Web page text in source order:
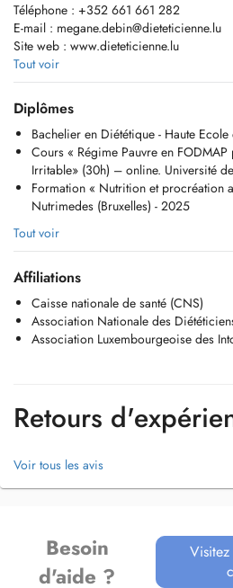
Téléphone : +352 661 661 282
E-mail : megane.debin@dieteticienne.lu
Site web : www.dieteticienne.lu
Diplômée en diététique depuis 2019 et
à 88% pour les ordonnances médicales
à votre écoute pour comprendre vos
de manière entièrement personnalisée
bienveillance et tout en douceur à
assiette et vous guiderai vers un
mieux à vos préférences.
Ma philosophie repose sur la conviction
Votre motivation étant la clé du succès, je
professionnalisme et enthousiasme
objectifs réalistes, durables, adaptés à
éventuelles pathologies ainsi qu'à votre
analyserons ensemble votre composition
répartition entre masse musculaire,
Tout voir
Diplômes
Bachelier en Diététique - Haute
Cours « Régime Pauvre en
Irritable» (30h) – online. Université
Formation « Nutrition et procréation
Nutrimedes (Bruxelles) - 2025
Tout voir
Affiliations
Caisse nationale de santé (CNS)
Association Nationale des
Association Luxembourgeoise des
Retours
Voir tous les avis
Besoin
d'aide ?